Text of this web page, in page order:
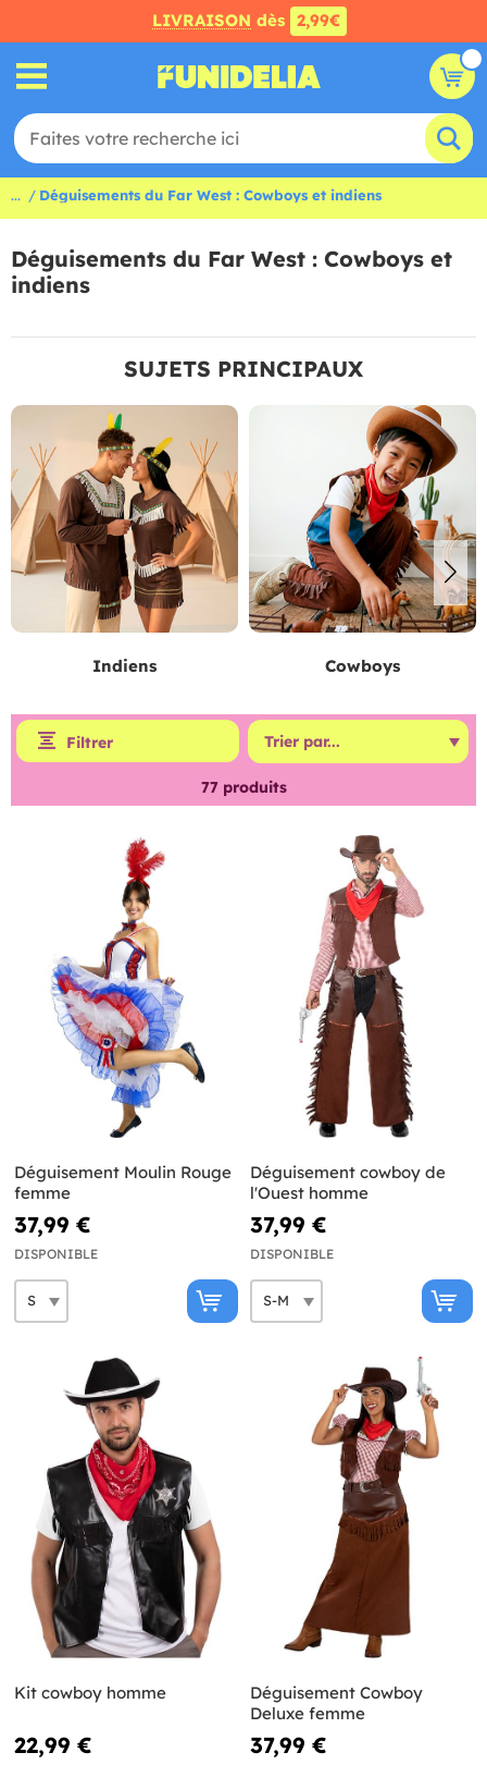
LIVRAISON dès 2,99€
... Déguisements du Far West : Cowboys et indiens
Déguisements du Far West : Cowboys et
indiens
SUJETS PRINCIPAUX
Indiens Cowboys
Filtrer
77 produits
Déguisement Moulin Rouge
femme
37,99 €
DISPONIBLE
Déguisement cowboy de
l'Ouest homme
37,99 €
DISPONIBLE
Kit cowboy homme
22,99 €
Déguisement Cowboy
Deluxe femme
37,99 €